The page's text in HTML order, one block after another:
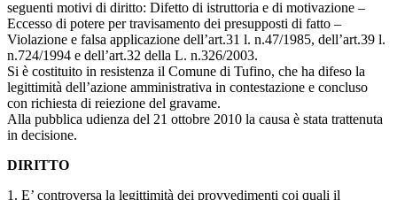
seguenti motivi di diritto: Difetto di istruttoria e di motivazione –
Eccesso di potere per travisamento dei presupposti di fatto –
Violazione e falsa applicazione dell’art.31 l. n.47/1985, dell’art.39 l.
n.724/1994 e dell’art.32 della L. n.326/2003.
Si è costituito in resistenza il Comune di Tufino, che ha difeso la
legittimità dell’azione amministrativa in contestazione e concluso
con richiesta di reiezione del gravame.
Alla pubblica udienza del 21 ottobre 2010 la causa è stata trattenuta
in decisione.
DIRITTO
1. E’ controversa la legittimità dei provvedimenti coi quali il